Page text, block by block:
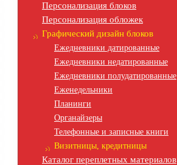
Персонализация блоков
Персонализация обложек
Графический дизайн блоков
Ежедневники датированные
Ежедневники недатированные
Ежедневники полудатированные
Еженедельники
Планинги
Органайзеры
Телефонные и записные книги
Визитницы, кредитницы
Каталог переплетных материалов